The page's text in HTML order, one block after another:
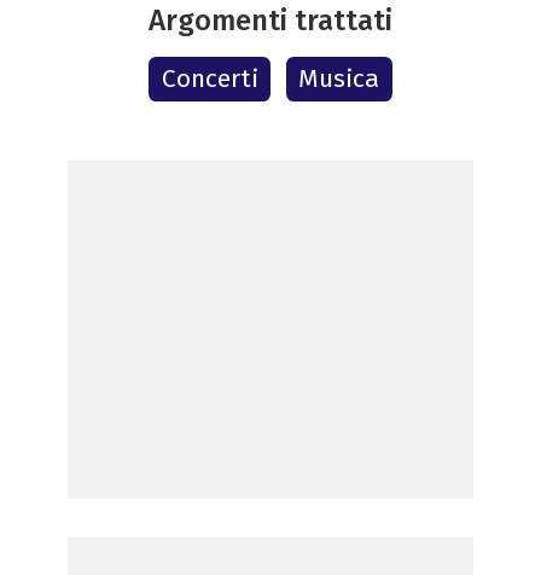
Argomenti trattati
Concerti Musica